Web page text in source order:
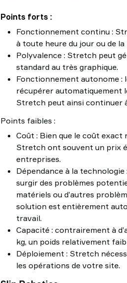
Points forts :
Fonctionnement continu :
à toute heure du jour ou de la
Polyvalence : Stretch peut
standard au très graphique.
Fonctionnement autonome :
récupérer automatiquement
Stretch peut ainsi continuer
Points faibles :
Coût : Bien que le coût
Stretch ont souvent un prix
entreprises.
Dépendance à la
surgir des problèmes
matériels ou d’autres
solution est entièrement
travail.
Capacité : contrairement à
kg, un poids relativement
Déploiement : Stretch
les opérations de votre site.